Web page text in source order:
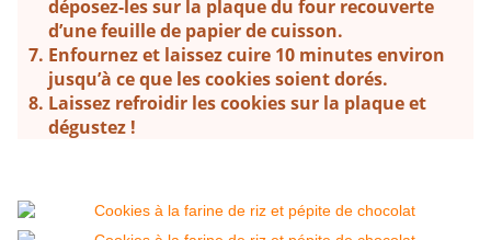
déposez-les sur la plaque du four recouverte
d’une feuille de papier de cuisson.
Enfournez et laissez cuire 10 minutes environ
jusqu’à ce que les cookies soient dorés.
Laissez refroidir les cookies sur la plaque et
dégustez !